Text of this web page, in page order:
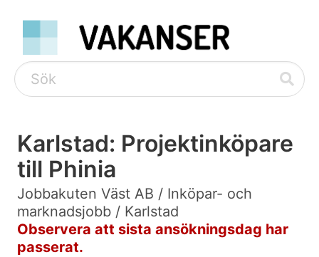
Karlstad: Projektinköpare
till Phinia
Jobbakuten Väst AB / Inköpar- och
marknadsjobb / Karlstad
Observera att sista ansökningsdag har
passerat.